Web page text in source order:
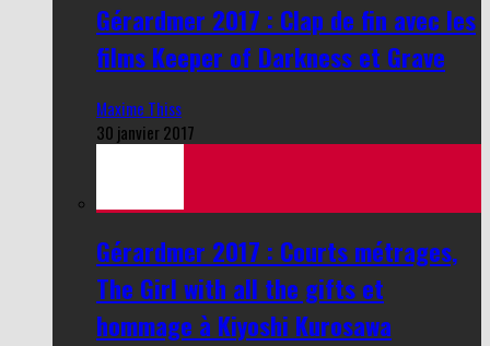
Gérardmer 2017 : Clap de fin avec les
films Keeper of Darkness et Grave
Maxime Thiss
30 janvier 2017
Gérardmer 2017 : Courts métrages,
The Girl with all the gifts et
hommage à Kiyoshi Kurosawa